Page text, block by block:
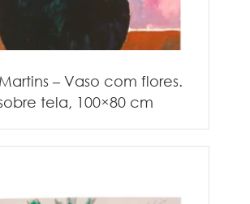
– Vaso com flores.
tela, 100×80 cm